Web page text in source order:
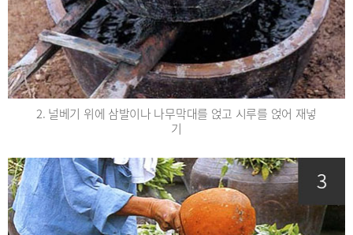
2. 널베기 위에 삼발이나 나무막대를 얹고 시루를 얹어 재넣
기